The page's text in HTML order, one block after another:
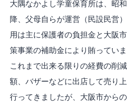
大隅なかよし学童保育所は、昭
降、父母自らが運営（民設民営
用は主に保護者の負担金と大阪
策事業の補助金により賄っていま
これまで出来る限りの経費の削
額、バザーなどに出店して売り
行ってきましたが、大阪市から